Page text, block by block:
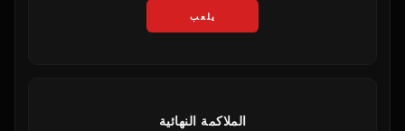
يلعب
الملاكمة النهائية